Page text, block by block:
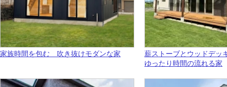
家族時間を包む 吹き抜けモダンな家
薪ストーブとウッドデ
ゆったり時間の流れる家